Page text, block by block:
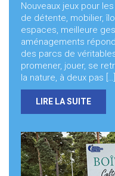
Nouveaux jeux pour
de détente, mobilier,
espaces, meilleure
aménagements
des parcs de
promener, jouer, se
la nature, à deux pas […]
LIRE LA SUITE